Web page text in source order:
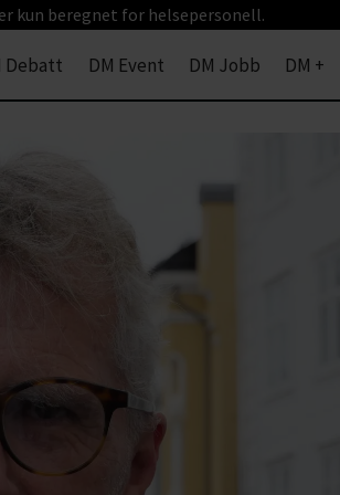
kun beregnet for helsepersonell.
Debatt DM Event DM Jobb DM +